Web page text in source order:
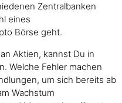
Zentralbanken
eines
Börse geht.
Aktien, kannst Du in
Welche Fehler machen
um sich bereits ab
Wachstum